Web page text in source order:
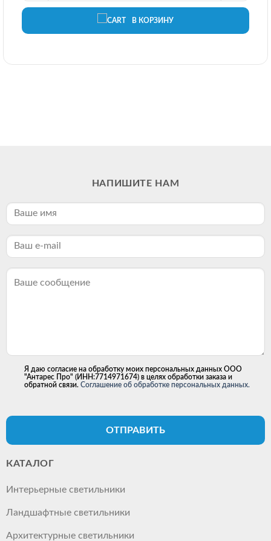
В КОРЗИНУ
НАПИШИТЕ НАМ
Я даю согласие на обработку моих персональных данных ООО
"Антарес Про" (ИНН:7714971674) в целях обработки заказа и
обратной связи. Соглашение об обработке персональных данных.
ОТПРАВИТЬ
КАТАЛОГ
Интерьерные светильники
Ландшафтные светильники
Архитектурные светильники